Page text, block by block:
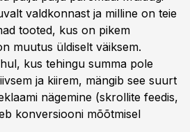
valdkonnast ja milline on teie
tooted, kus on pikem
muutus üldiselt väiksem.
kus tehingu summa pole
ja kiirem, mängib see suurt
nägemine (skrollite feedis,
konversiooni mõõtmisel